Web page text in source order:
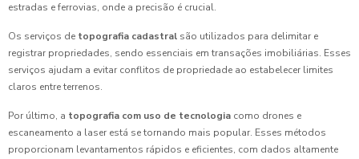
estradas e ferrovias, onde a precisão é crucial.
Os serviços de topografia cadastral são utilizados para delimitar e
registrar propriedades, sendo essenciais em transações imobiliárias. Esses
serviços ajudam a evitar conflitos de propriedade ao estabelecer limites
claros entre terrenos.
Por último, a topografia com uso de tecnologia como drones e
escaneamento a laser está se tornando mais popular. Esses métodos
proporcionam levantamentos rápidos e eficientes, com dados altamente